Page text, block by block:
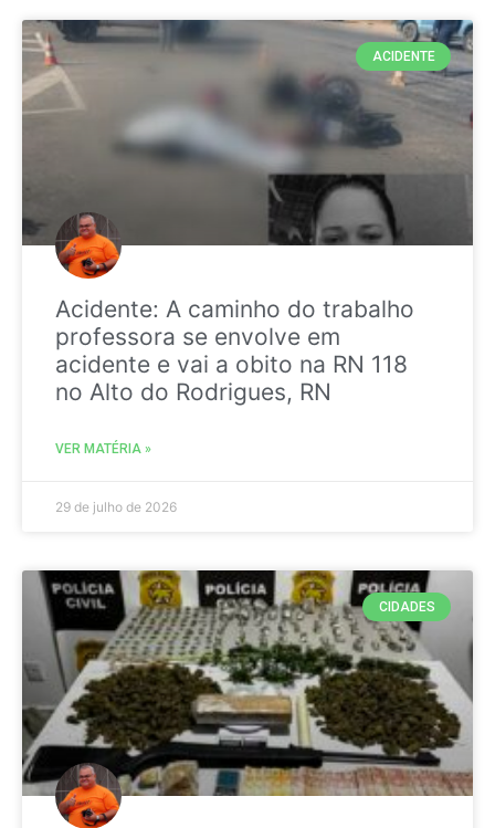
ACIDENTE
Acidente: A caminho do trabalho
professora se envolve em
acidente e vai a obito na RN 118
no Alto do Rodrigues, RN
VER MATÉRIA »
29 de julho de 2026
CIDADES